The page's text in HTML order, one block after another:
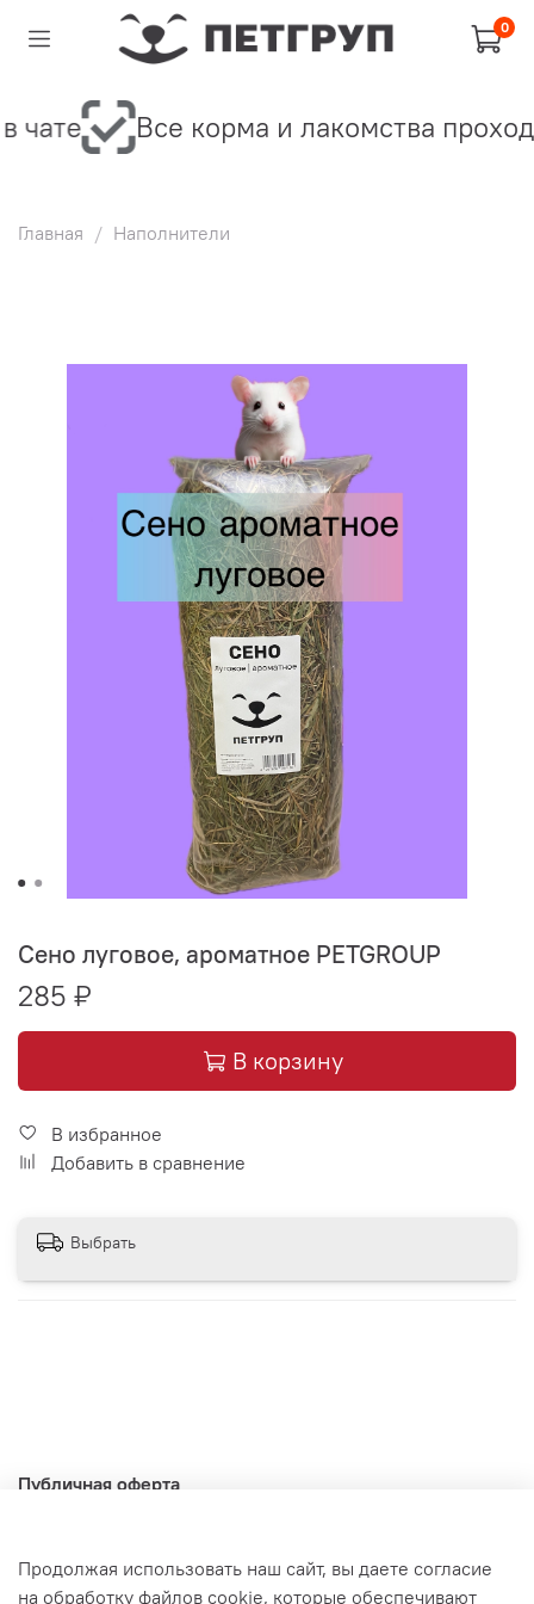
0
чате Все корма и лакомства
Главная Наполнители
Сено луговое, ароматное PETGROUP
285 ₽
В корзину
В избранное
Добавить в сравнение
Выбрать
Публичная оферта
Доставка и оплата
Гарантия и возврат
Продолжая использовать наш сайт, вы даете согласие
на обработку файлов cookie, которые обеспечивают